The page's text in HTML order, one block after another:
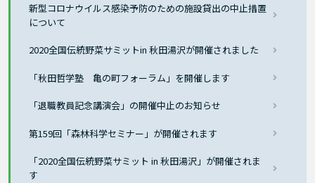
新型コロナウイルス感染予防のための施設貸出の中止措置
について
2020全国伝統野菜サミットin 秋田湯沢が開催されました
「秋田哲学塾 亀の町フォーラム」を開催します
「退職教員記念講演会」の開催中止のお知らせ
第159回「森林科学セミナー」が開催されます
「2020全国伝統野菜サミット in 秋田湯沢」が開催されま
す